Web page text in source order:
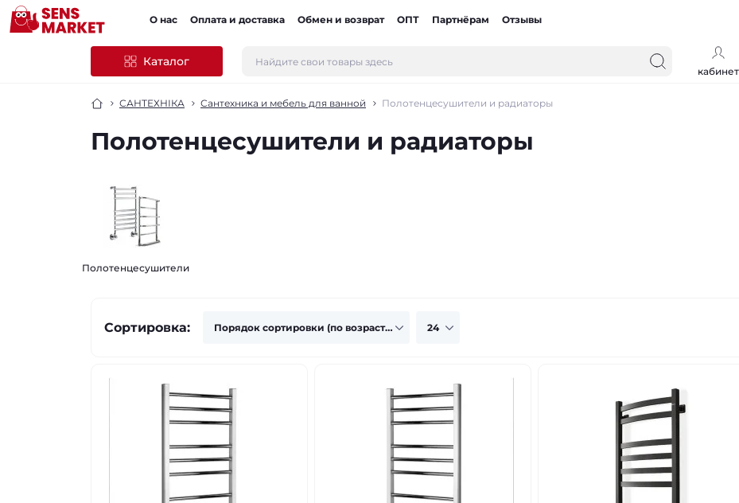
О нас Оплата и доставка Обмен и возврат ОПТ Партнёрам Отзывы
Каталог
кабинет
САНТЕХНІКА Сантехника и мебель для ванной Полотенцесушители и радиаторы
Полотенцесушители и радиаторы
Полотенцесушители
Сортировка: